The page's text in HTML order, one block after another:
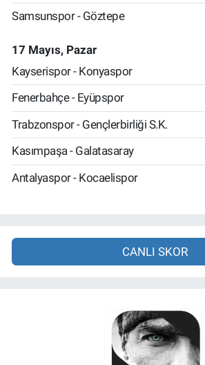
Samsunspor - Göztepe
17 Mayıs, Pazar
Kayserispor - Konyaspor
Fenerbahçe - Eyüpspor
Trabzonspor - Gençlerbirliği S.K.
Kasımpaşa - Galatasaray
Antalyaspor - Kocaelispor
CANLI SKOR